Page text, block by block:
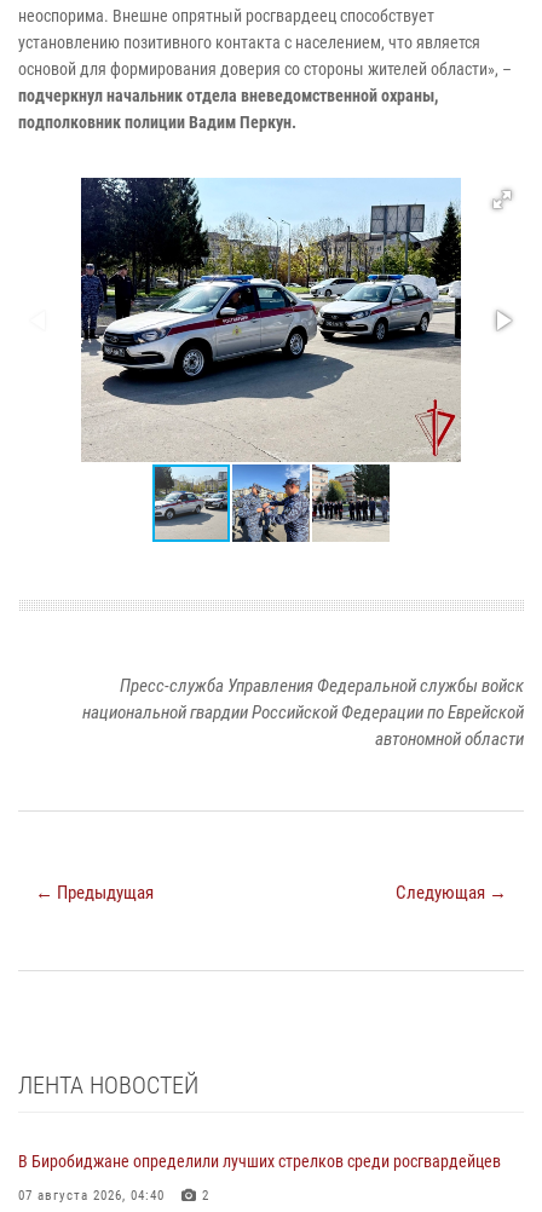
неоспорима. Внешне опрятный росгвардеец способствует
установлению позитивного контакта с населением, что является
основой для формирования доверия со стороны жителей области», –
подчеркнул начальник отдела вневедомственной охраны,
подполковник полиции Вадим Перкун.
Пресс-служба Управления Федеральной службы войск
национальной гвардии Российской Федерации по Еврейской
автономной области
← Предыдущая Следующая →
ЛЕНТА НОВОСТЕЙ
В Биробиджане определили лучших стрелков среди росгвардейцев
07 августа 2026, 04:40 2